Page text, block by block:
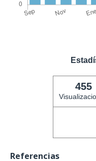
455
Referencias